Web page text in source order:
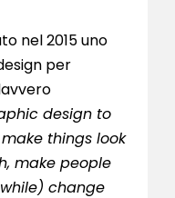
nel 2015 uno
per
design to
things look
make people
change